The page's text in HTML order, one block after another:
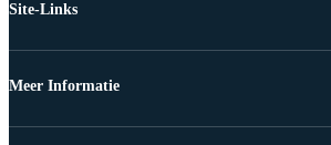
Site-Links
Meer Informatie